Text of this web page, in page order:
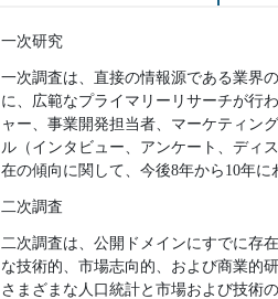
一次研究
一次調査は、直接の情報源である業界
に、広範なプライマリーリサーチが行
ャー、事業開発担当者、マーケティン
ル（インタビュー、アンケート、ディ
在の傾向に関して、今後8年から10年
二次調査
二次調査は、公開ドメインにすでに存
な技術的、市場志向的、および商業的
さまざまな人口統計と市場および技術